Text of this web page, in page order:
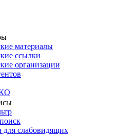
материалы
ссылки
организации
для слабовидящих